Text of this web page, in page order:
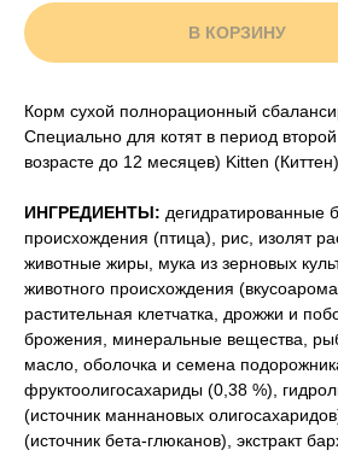
В КОРЗИНУ
Корм сухой полнорационный
Специально для котят в период
возрасте до 12 месяцев) Kitten (Киттен)
ИНГРЕДИЕНТЫ: дегидратированные
происхождения (птица), рис, изолят
животные жиры, мука из зерновых
животного происхождения
растительная клетчатка, дрожжи и
брожения, минеральные вещества,
масло, оболочка и семена
фруктоолигосахариды (0,38 %),
(источник мaннановых
(источник бета-глюканов), экстракт